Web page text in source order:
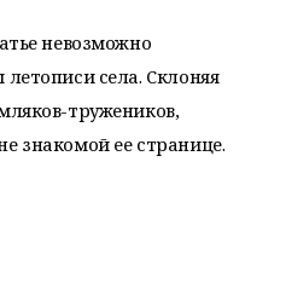
невозможно
села. Склоняя
тружеников,
знакомой ее странице.